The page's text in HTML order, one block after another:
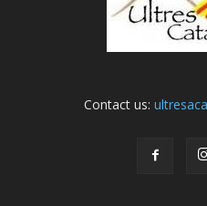
Contact us: